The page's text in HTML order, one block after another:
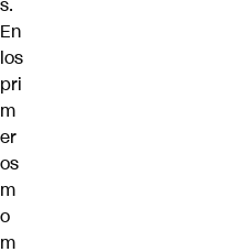
En
los
pri
m
er
os
m
o
m